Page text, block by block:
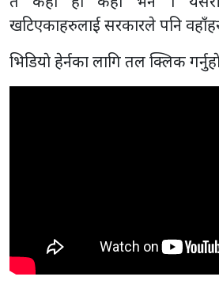
खटिएकाहरुलाई सरकारले पनि
भिडियाे हेर्नका लागि तल क्लिक